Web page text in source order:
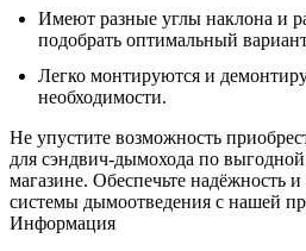
Имеют разные углы наклона и
подобрать оптимальный
Легко монтируются и
необходимости.
Не упустите возможность
для сэндвич-дымохода по
магазине. Обеспечьте надёжность
системы дымоотведения с нашей
Информация